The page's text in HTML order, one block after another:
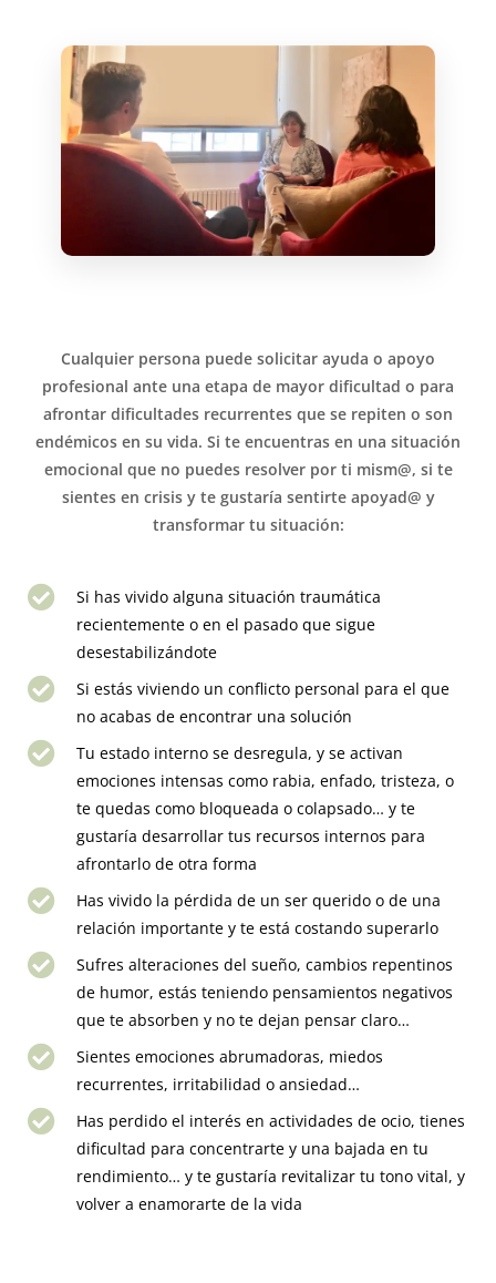
Cualquier persona puede solicitar ayuda o apoyo
profesional ante una etapa de mayor dificultad o para
afrontar dificultades recurrentes que se repiten o son
endémicos en su vida. Si te encuentras en una situación
emocional que no puedes resolver por ti mism@, si te
sientes en crisis y te gustaría sentirte apoyad@ y
transformar tu situación:
Si has vivido alguna situación traumática
recientemente o en el pasado que sigue
desestabilizándote
Si estás viviendo un conflicto personal para el que
no acabas de encontrar una solución
Tu estado interno se desregula, y se activan
emociones intensas como rabia, enfado, tristeza, o
te quedas como bloqueada o colapsado… y te
gustaría desarrollar tus recursos internos para
afrontarlo de otra forma
Has vivido la pérdida de un ser querido o de una
relación importante y te está costando superarlo
Sufres alteraciones del sueño, cambios repentinos
de humor, estás teniendo pensamientos negativos
que te absorben y no te dejan pensar claro…
Sientes emociones abrumadoras, miedos
recurrentes, irritabilidad o ansiedad…
Has perdido el interés en actividades de ocio, tienes
dificultad para concentrarte y una bajada en tu
rendimiento… y te gustaría revitalizar tu tono vital, y
volver a enamorarte de la vida